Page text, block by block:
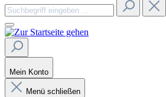
Mein Konto
Menü schließen